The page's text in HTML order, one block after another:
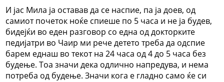
И јас Мила ја оставав да се наспие, па ја доев, од
самиот почеток ноќе спиеше по 5 часа и не ја будев,
бидејќи во еден разговор со една од докторките
педијатри во Чаир ми рече детето треба да одспие
барем еднаш во текот на 24 часа од 4 до 5 часа без
будење. Тоа значи дека одлично напредува, и нема
потреба од будење. Значи кога е гладно само ќе си